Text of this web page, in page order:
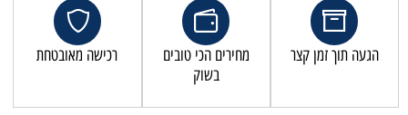
הגעה תוך זמן קצר
מחירים הכי טובים
בשוק
רכישה מאובטחת